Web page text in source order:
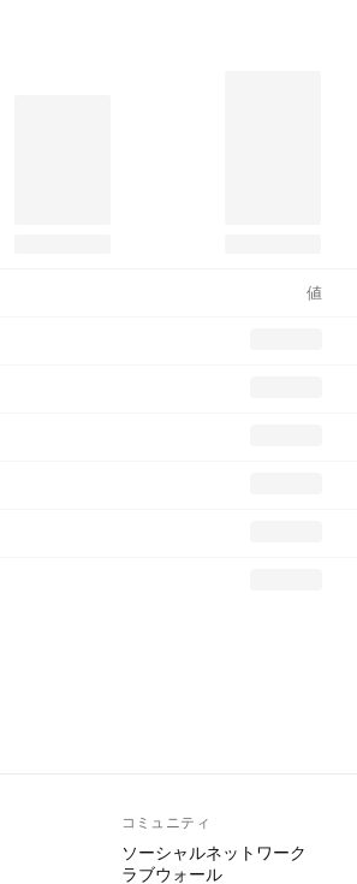
値
コミュニティ
ソーシャルネットワーク
ラブウォール